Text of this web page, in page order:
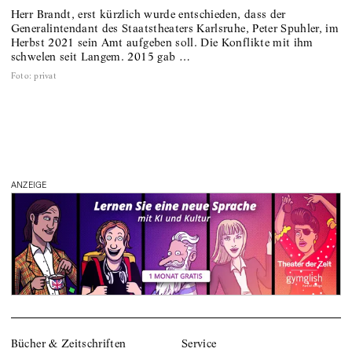
Herr Brandt, erst kürzlich wurde entschieden, dass der
Generalintendant des Staatstheaters Karlsruhe, Peter Spuhler, im
Herbst 2021 sein Amt aufgeben soll. Die Konflikte mit ihm
schwelen seit Langem. 2015 gab …
Foto: privat
ANZEIGE
Bücher & Zeitschriften Service